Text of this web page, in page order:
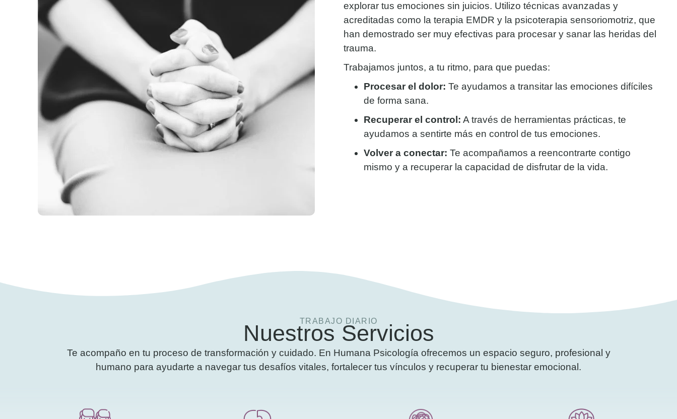
explorar tus emociones sin juicios. Utilizo técnicas avanzadas y
acreditadas como la terapia EMDR y la psicoterapia sensoriomotriz, que
han demostrado ser muy efectivas para procesar y sanar las heridas del
trauma.
Trabajamos juntos, a tu ritmo, para que puedas:
Procesar el dolor: Te ayudamos a transitar las emociones difíciles
de forma sana.
Recuperar el control: A través de herramientas prácticas, te
ayudamos a sentirte más en control de tus emociones.
Volver a conectar: Te acompañamos a reencontrarte contigo
mismo y a recuperar la capacidad de disfrutar de la vida.
TRABAJO DIARIO
Nuestros Servicios
Te acompaño en tu proceso de transformación y cuidado. En Humana Psicología ofrecemos un espacio seguro, profesional y
humano para ayudarte a navegar tus desafíos vitales, fortalecer tus vínculos y recuperar tu bienestar emocional.